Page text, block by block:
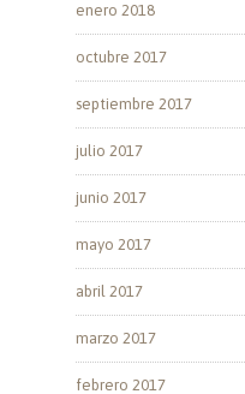
enero 2018
octubre 2017
septiembre 2017
julio 2017
junio 2017
mayo 2017
abril 2017
marzo 2017
febrero 2017